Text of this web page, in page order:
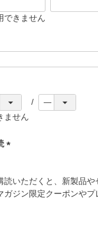
できません
ません
須
)
読いただくと、新製品
ガジン限定クーポンや